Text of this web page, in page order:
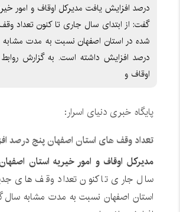
درصد افزایش یافت مدیرکل اوقاف و امور
گفت: از ابتدای سال جاری تا کنون تعداد
شده در استان اصفهان نسبت به مدت
درصد افزایش داشته است. به گزارش روابط
اوقاف و
پایگاه خبری دنیای اسرار:
تعداد وقف های استان اصفهان پنج درصد
مدیرکل اوقاف و امور خیریه استان
سال جاری تا کنون تعداد وقف های
استان اصفهان نسبت به مدت مشابه سال